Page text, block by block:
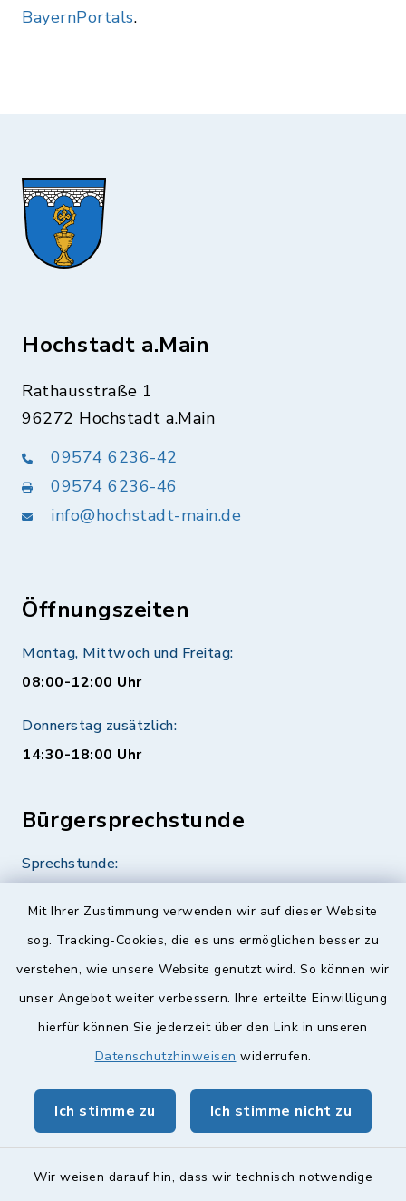
Mit Ihrer Zustimmung verwenden wir auf dieser Website
sog. Tracking-Cookies, die es uns ermöglichen besser zu
verstehen, wie unsere Website genutzt wird. So können wir
unser Angebot weiter verbessern. Ihre erteilte Einwilligung
hierfür können Sie jederzeit über den Link in unseren
Datenschutzhinweisen widerrufen.
Ich stimme zu Ich stimme nicht zu
Wir weisen darauf hin, dass wir technisch notwendige
BayernPortals.
Hochstadt a.Main
Rathausstraße 1
96272 Hochstadt a.Main
09574 6236-42
09574 6236-46
info@hochstadt-main.de
Öffnungszeiten
Montag, Mittwoch und Freitag:
08:00-12:00 Uhr
Donnerstag zusätzlich:
14:30-18:00 Uhr
Bürgersprechstunde
Sprechstunde:
Quicklinks
Landkreis Lichtenfels
geoPortal Lichtenfels